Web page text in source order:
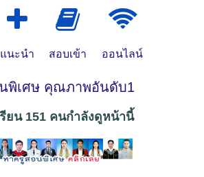
แนะนำ สอบเข้า ออนไลน์
พิเศษ คุณภาพอันดับ1
ยน 151 คนกำลังดูหน้านี้